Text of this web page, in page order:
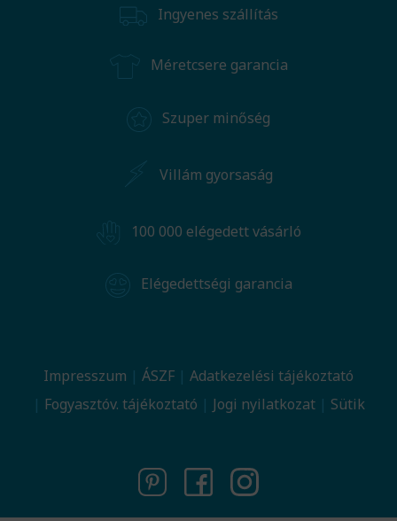
Ingyenes szállítás
Méretcsere garancia
Szuper minőség
Villám gyorsaság
100 000 elégedett vásárló
Elégedettségi garancia
Impresszum ÁSZF
Adatkezelési tájékoztató
Fogyasztóv. tájékoztató
Jogi nyilatkozat Sütik